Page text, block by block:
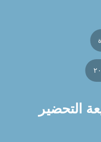
التحضير